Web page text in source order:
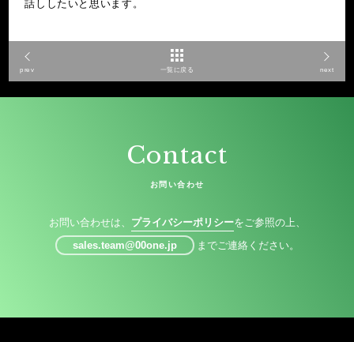
話ししたいと思います。
prev 一覧に戻る next
Contact
お問い合わせ
お問い合わせは、 プライバシーポリシーをご参照の上、
sales.team@00one.jp
までご連絡ください。